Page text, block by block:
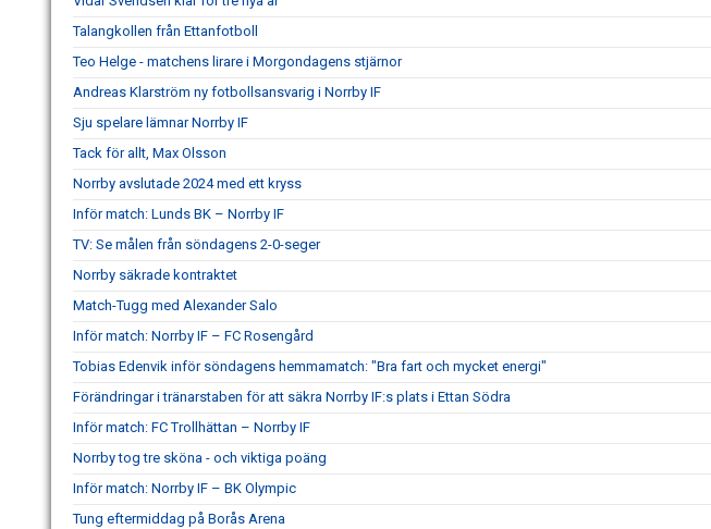
Talangkollen från Ettanfotboll
Teo Helge - matchens lirare i Morgondagens stjärnor
Andreas Klarström ny fotbollsansvarig i Norrby IF
Sju spelare lämnar Norrby IF
Tack för allt, Max Olsson
Norrby avslutade 2024 med ett kryss
Inför match: Lunds BK – Norrby IF
TV: Se målen från söndagens 2-0-seger
Norrby säkrade kontraktet
Match-Tugg med Alexander Salo
Inför match: Norrby IF – FC Rosengård
Tobias Edenvik inför söndagens hemmamatch: "Bra fart och mycket energi"
Förändringar i tränarstaben för att säkra Norrby IF:s plats i Ettan Södra
Inför match: FC Trollhättan – Norrby IF
Norrby tog tre sköna - och viktiga poäng
Inför match: Norrby IF – BK Olympic
Tung eftermiddag på Borås Arena